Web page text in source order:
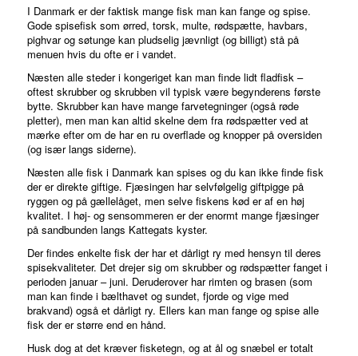
I Danmark er der faktisk mange fisk man kan fange og spise.
Gode spisefisk som ørred, torsk, multe, rødspætte, havbars,
pighvar og søtunge kan pludselig jævnligt (og billigt) stå på
menuen hvis du ofte er i vandet.
Næsten alle steder i kongeriget kan man finde lidt fladfisk –
oftest skrubber og skrubben vil typisk være begynderens første
bytte. Skrubber kan have mange farvetegninger (også røde
pletter), men man kan altid skelne dem fra rødspætter ved at
mærke efter om de har en ru overflade og knopper på oversiden
(og især langs siderne).
Næsten alle fisk i Danmark kan spises og du kan ikke finde fisk
der er direkte giftige. Fjæsingen har selvfølgelig giftpigge på
ryggen og på gællelåget, men selve fiskens kød er af en høj
kvalitet. I høj- og sensommeren er der enormt mange fjæsinger
på sandbunden langs Kattegats kyster.
Der findes enkelte fisk der har et dårligt ry med hensyn til deres
spisekvaliteter. Det drejer sig om skrubber og rødspætter fanget i
perioden januar – juni. Deruderover har rimten og brasen (som
man kan finde i bælthavet og sundet, fjorde og vige med
brakvand) også et dårligt ry. Ellers kan man fange og spise alle
fisk der er større end en hånd.
Husk dog at det kræver fisketegn, og at ål og snæbel er totalt